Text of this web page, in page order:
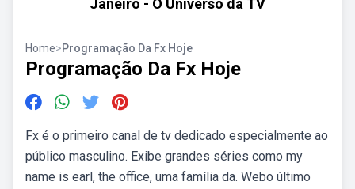
Janeiro - O Universo da TV
Home>Programação Da Fx Hoje
Programação Da Fx Hoje
Fx é o primeiro canal de tv dedicado especialmente ao
público masculino. Exibe grandes séries como my
name is earl, the office, uma família da. Webo último